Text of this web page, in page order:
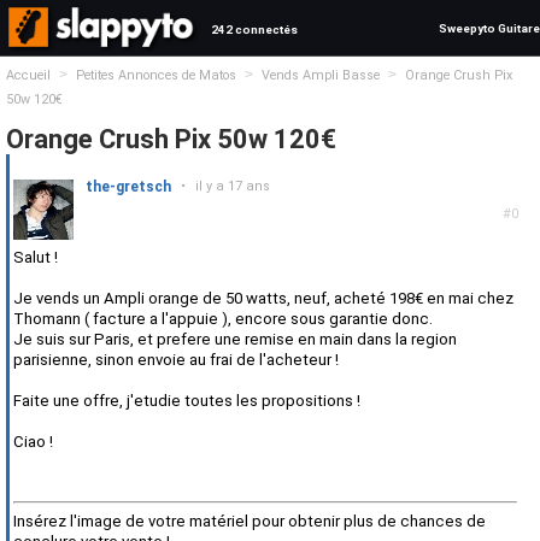
242 connectés Sweepyto Guitare
Accueil > Petites Annonces de Matos > Vends Ampli Basse >
Orange Crush Pix
50w 120€
Orange Crush Pix 50w 120€
#0
the-gretsch • il y a 17 ans
Salut !
Je vends un Ampli orange de 50 watts, neuf, acheté 198€ en mai chez
Thomann ( facture a l'appuie ), encore sous garantie donc.
Je suis sur Paris, et prefere une remise en main dans la region
parisienne, sinon envoie au frai de l'acheteur !
Faite une offre, j'etudie toutes les propositions !
Ciao !
Insérez l'image de votre matériel pour obtenir plus de chances de